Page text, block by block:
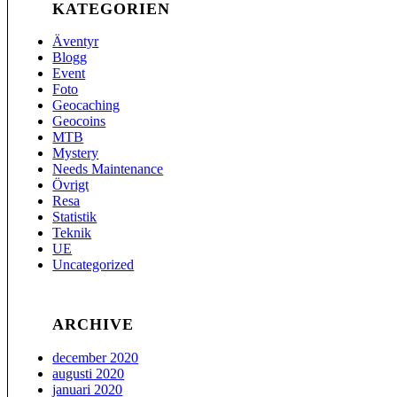
KATEGORIEN
Äventyr
Blogg
Event
Foto
Geocaching
Geocoins
MTB
Mystery
Needs Maintenance
Övrigt
Resa
Statistik
Teknik
UE
Uncategorized
ARCHIVE
december 2020
augusti 2020
januari 2020